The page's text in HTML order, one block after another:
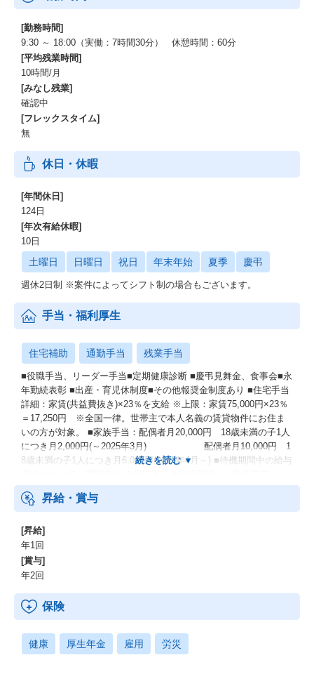
[勤務時間]
9:30 ～ 18:00（実働：7時間30分） 休憩時間：60分
[平均残業時間]
10時間/月
[みなし残業]
確認中
[フレックスタイム]
無
休日・休暇
[年間休日]
124日
[年次有給休暇]
10日
土曜日 日曜日 祝日 年末年始 夏季 慶弔
週休2日制 ※案件によってシフト制の場合もございます。
手当・福利厚生
住宅補助 通勤手当 残業手当
■役職手当、リーダー手当■定期健康診断 ■慶弔見舞金、食事会■永
年勤続表彰 ■出産・育児休制度■その他報奨金制度あり ■住宅手当
詳細：家賃(共益費抜き)×23％を支給 ※上限：家賃75,000円×23％
＝17,250円 ※全国一律。世帯主で本人名義の賃貸物件にお住ま
いの方が対象。 ■家族手当：配偶者月20,000円 18歳未満の子1人
につき月2,000円(～2025年3月) 配偶者月10,000円 1
8歳未満の子1人につき月6,000円(2025年4月～) ■待機期間中の給与
昇給・賞与
[昇給]
年1回
[賞与]
年2回
保険
健康 厚生年金 雇用 労災